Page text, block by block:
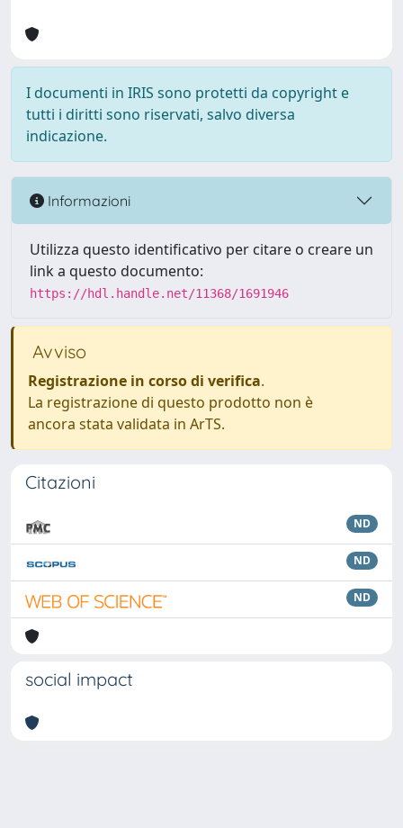
I documenti in IRIS sono protetti da copyright e
tutti i diritti sono riservati, salvo diversa
indicazione.
Informazioni
Utilizza questo identificativo per citare o creare un
link a questo documento:
https://hdl.handle.net/11368/1691946
Avviso
Registrazione in corso di verifica.
La registrazione di questo prodotto non è
ancora stata validata in ArTS.
Citazioni
ND
ND
ND
social impact